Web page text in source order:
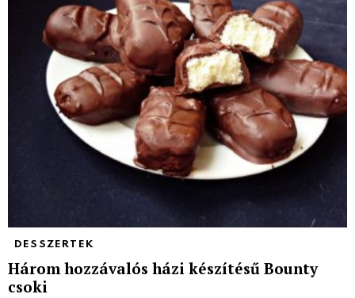
DESSZERTEK
Három hozzávalós házi készítésű Bounty
csoki